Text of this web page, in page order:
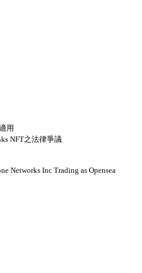
用
NFT之法律爭議
Networks Inc Trading as Opensea